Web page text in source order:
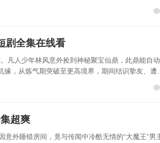
剧全集在线看
凡人少年林风意外捡到神秘聚宝仙鼎，此鼎能自
，从炼气期突破至更高境界，期间结识挚友、遭遇
超爽
外睡错房间，竟与传闻中冷酷无情的“大魔王”男